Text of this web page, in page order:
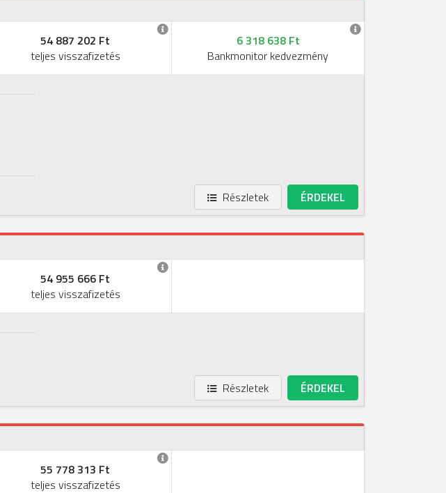
54 887 202 Ft
teljes visszafizetés
6 318 638 Ft
Bankmonitor kedvezmény
Részletek ÉRDEKEL
54 955 666 Ft
teljes visszafizetés
Részletek ÉRDEKEL
55 778 313 Ft
teljes visszafizetés